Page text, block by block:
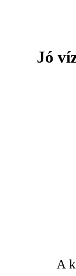
Jó
A